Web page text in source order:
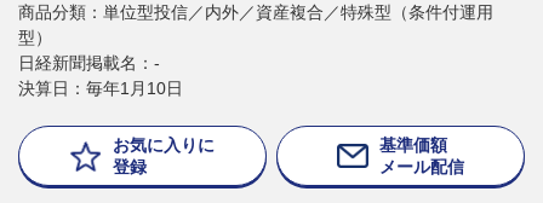
商品分類：単位型投信／内外／資産複合／特殊型（条件付運用
型）
日経新聞掲載名：-
決算日：毎年1月10日
お気に入りに
登録
基準価額
メール配信